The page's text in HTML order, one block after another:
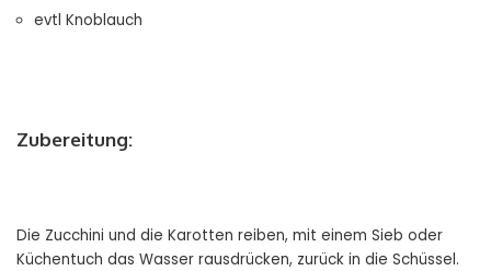
evtl Knoblauch
Zubereitung:
Die Zucchini und die Karotten reiben, mit einem Sieb oder
Küchentuch das Wasser rausdrücken, zurück in die Schüssel.